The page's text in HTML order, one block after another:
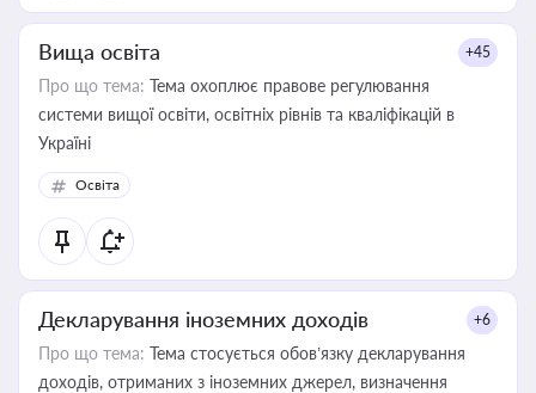
Вища освіта +45
Про що тема: Тема охоплює правове регулювання
системи вищої освіти, освітніх рівнів та кваліфікацій в
Україні
Освіта
Декларування іноземних доходів +6
Про що тема: Тема стосується обов’язку декларування
доходів, отриманих з іноземних джерел, визначення